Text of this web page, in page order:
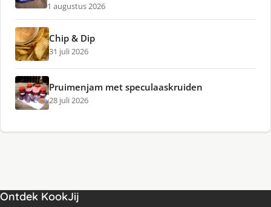
1 augustus 2026
Chip & Dip
31 juli 2026
Pruimenjam met speculaaskruiden
28 juli 2026
Ontdek KookJij